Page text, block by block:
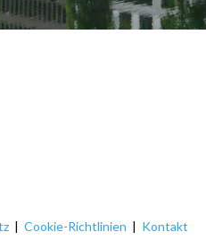
| Cookie-Richtlinien | Kontakt